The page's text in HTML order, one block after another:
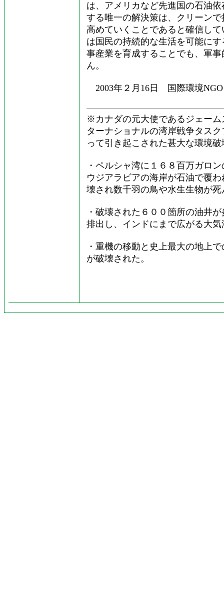
は、アメリカなど先進国の石油
する唯一の解決策は、クリーン
高めていくことであると確信し
は国民の持続的な生活を可能に
事産業を育成することでも、軍
ん。
2003年２月16日 国際環境
※カナダの元大使であるジェーム
ターナショナルの湾岸戦争タス
って引き起こされた甚大な環境
・ペルシャ湾に１６８百万ガロ
ウジアラビアの海岸が石油で覆
壊され数千羽の鳥や水生生物が死
・破壊された６００箇所の油井
排出し、インドにまで広がる大
・重機の移動と史上最大の地上
が破壊された。